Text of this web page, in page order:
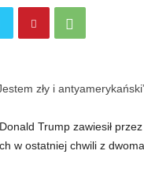
zły i
Trump zawiesił
w ostatniej chwili z